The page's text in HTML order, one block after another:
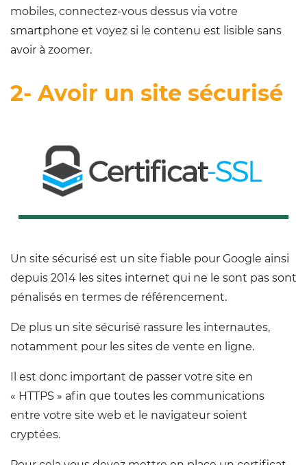
mobiles, connectez-vous dessus via votre
smartphone et voyez si le contenu est lisible sans
avoir à zoomer.
2- Avoir un site sécurisé
Un site sécurisé est un site fiable pour Google ainsi
depuis 2014 les sites internet qui ne le sont pas sont
pénalisés en termes de référencement.
De plus un site sécurisé rassure les internautes,
notamment pour les sites de vente en ligne.
Il est donc important de passer votre site en
« HTTPS » afin que toutes les communications
entre votre site web et le navigateur soient
cryptées.